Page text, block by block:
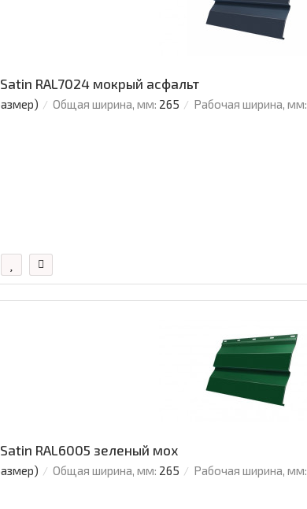
RAL7024 мокрый асфальт
Общая ширина, мм: 265 Рабочая ширина, мм:
RAL6005 зеленый мох
Общая ширина, мм: 265 Рабочая ширина, мм: